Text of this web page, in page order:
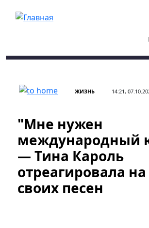
ЖИЗНЬ 14:21,
"Мне нужен
международный
— Тина Кароль
отреагировала
своих песен